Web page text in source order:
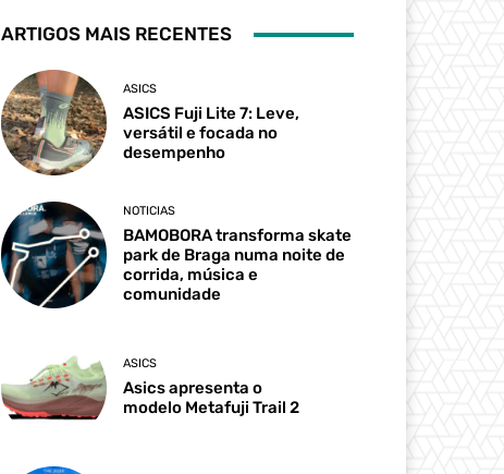
ARTIGOS MAIS RECENTES
ASICS
ASICS Fuji Lite 7: Leve,
versátil e focada no
desempenho
NOTICIAS
BAMOBORA transforma skate
park de Braga numa noite de
corrida, música e
comunidade
ASICS
Asics apresenta o
modelo Metafuji Trail 2